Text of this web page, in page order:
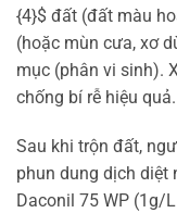
{4}$ đất (đất màu
(hoặc mùn cưa, xơ
mục (phân vi sinh).
chống bí rễ hiệu quả.
Sau khi trộn đất,
phun dung dịch diệt
Daconil 75 WP (1g/